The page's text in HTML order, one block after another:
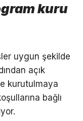
kuru
uygun şekilde
açık
kurutulmaya
bağlı